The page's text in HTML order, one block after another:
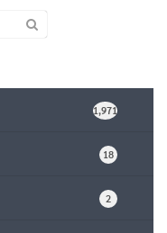
1,971
18
2